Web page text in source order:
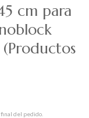
cm para
(Productos
del pedido.